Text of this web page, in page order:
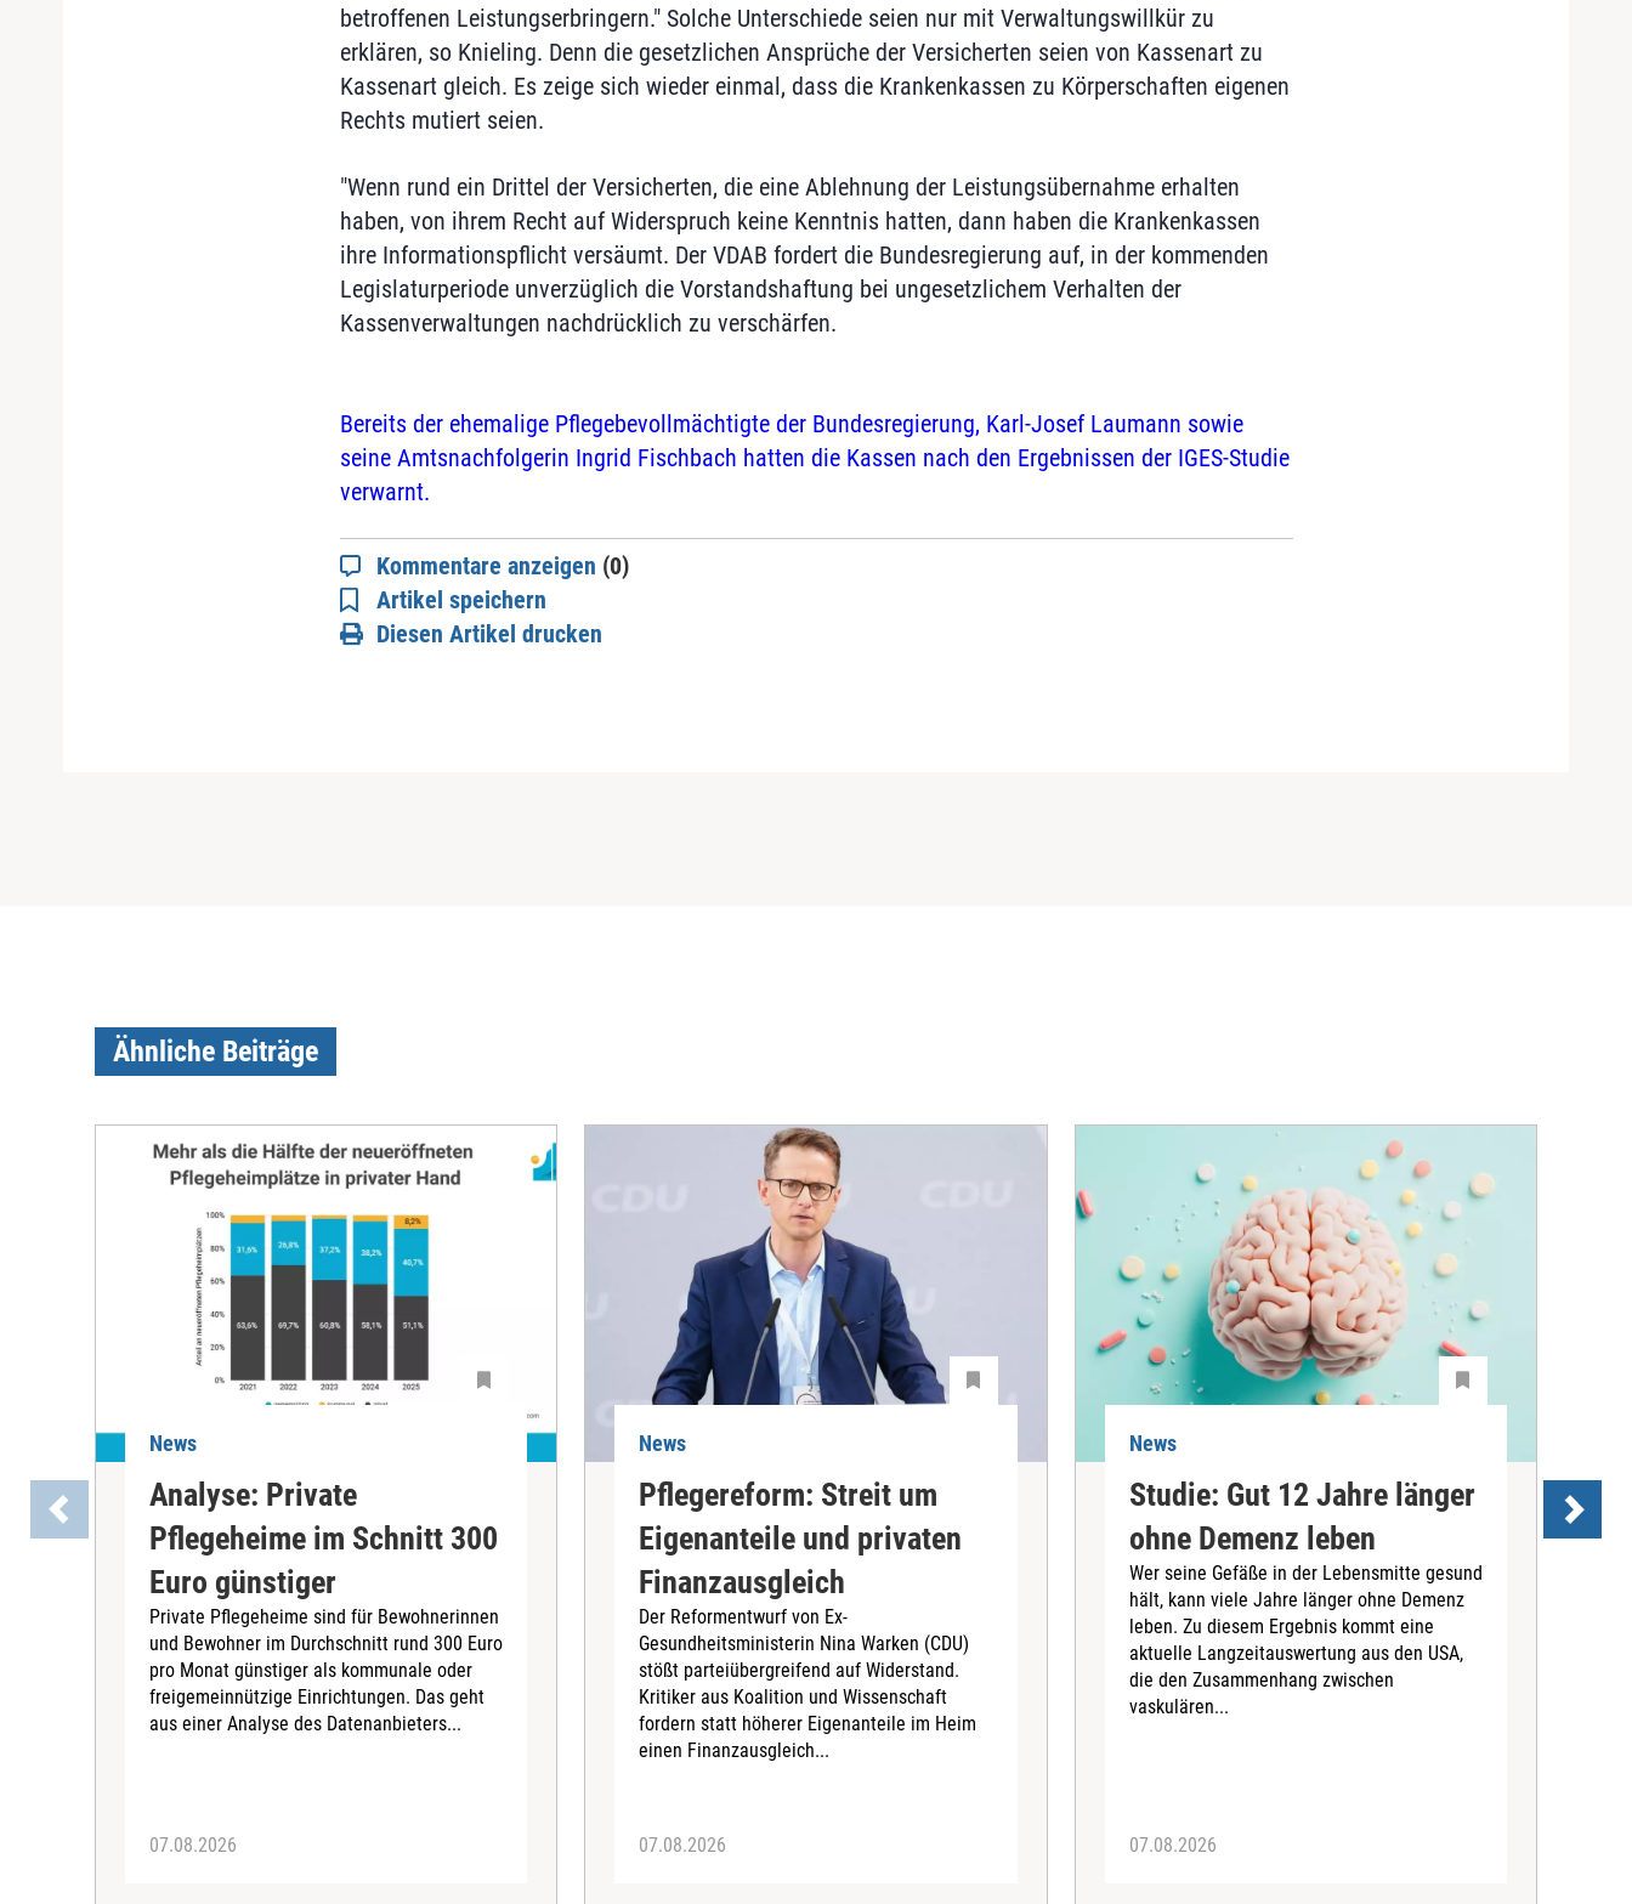
betroffenen Leistungserbringern." Solche Unterschiede seien nur mit Verwaltungswillkür zu
erklären, so Knieling. Denn die gesetzlichen Ansprüche der Versicherten seien von Kassenart zu
Kassenart gleich. Es zeige sich wieder einmal, dass die Krankenkassen zu Körperschaften eigenen
Rechts mutiert seien.
"Wenn rund ein Drittel der Versicherten, die eine Ablehnung der Leistungsübernahme erhalten
haben, von ihrem Recht auf Widerspruch keine Kenntnis hatten, dann haben die Krankenkassen
ihre Informationspflicht versäumt. Der VDAB fordert die Bundesregierung auf, in der kommenden
Legislaturperiode unverzüglich die Vorstandshaftung bei ungesetzlichem Verhalten der
Kassenverwaltungen nachdrücklich zu verschärfen.
Bereits der ehemalige Pflegebevollmächtigte der Bundesregierung, Karl-Josef Laumann sowie
seine Amtsnachfolgerin Ingrid Fischbach hatten die Kassen nach den Ergebnissen der IGES-Studie
verwarnt.
Kommentare anzeigen (0)
Artikel speichern
Diesen Artikel drucken
Ähnliche Beiträge
News
Analyse: Private
Pflegeheime im Schnitt 300
Euro günstiger
Private Pflegeheime sind für Bewohnerinnen
und Bewohner im Durchschnitt rund 300 Euro
pro Monat günstiger als kommunale oder
freigemeinnützige Einrichtungen. Das geht
aus einer Analyse des Datenanbieters...
07.08.2026
News
Pflegereform: Streit um
Eigenanteile und privaten
Finanzausgleich
Der Reformentwurf von Ex-
Gesundheitsministerin Nina Warken (CDU)
stößt parteiübergreifend auf Widerstand.
Kritiker aus Koalition und Wissenschaft
fordern statt höherer Eigenanteile im Heim
einen Finanzausgleich...
07.08.2026
News
Studie: Gut 12 Jahre länger
ohne Demenz leben
Wer seine Gefäße in der Lebensmitte gesund
hält, kann viele Jahre länger ohne Demenz
leben. Zu diesem Ergebnis kommt eine
aktuelle Langzeitauswertung aus den USA,
die den Zusammenhang zwischen
vaskulären...
07.08.2026